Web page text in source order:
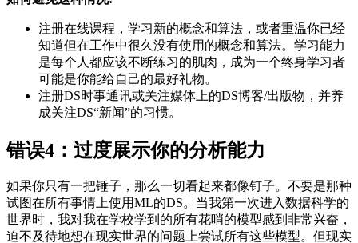
注册在线课程，学习新的概念和算法，或者重温你已经
知道但在工作中很久没有使用的概念和算法。学习能力
是每个人都应该不断练习的肌肉，成为一个终身学习者
可能是你能给自己的最好礼物。
注册DS时事通讯或关注媒体上的DS博客/出版物，并养
成关注DS“新闻”的习惯。
错误4：过度展示你的分析能力
如果你只有一把锤子，那么一切看起来都像钉子。不要是那种
试图在所有事情上使用ML的DS。当我第一次进入数据科学的
世界时，我对我在学校学到的所有花哨的模型感到非常兴奋，
迫不及待地想在现实世界的问题上尝试所有这些模型。但现实